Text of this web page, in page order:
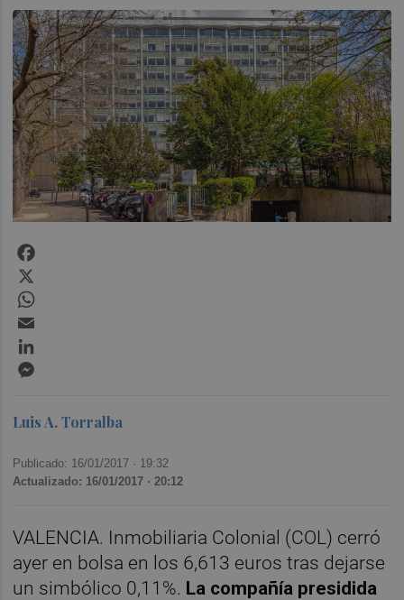
Luis A. Torralba
Publicado: 16/01/2017 · 19:32
Actualizado: 16/01/2017 · 20:12
VALENCIA. Inmobiliaria Colonial (COL) cerró
ayer en bolsa en los 6,613 euros tras dejarse
un simbólico 0,11%. La compañía presidida